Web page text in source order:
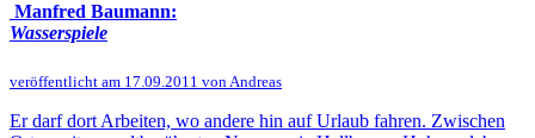
Manfred Baumann:
Wasserspiele
veröffentlicht am 17.09.2011 von Andreas
Er darf dort Arbeiten, wo andere hin auf Urlaub fahren. Zwischen